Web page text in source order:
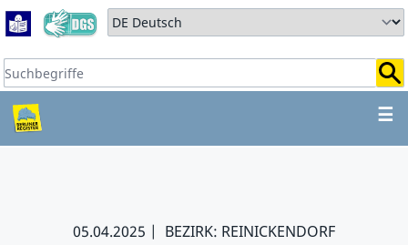
Zum Hauptbereich springen
Zum Hauptmenü springen
Sprache auswählen:
Suchbegriffe:
☰
ZUM HAUPTBEREICH
05.04.2025 BEZIRK: REINICKENDORF